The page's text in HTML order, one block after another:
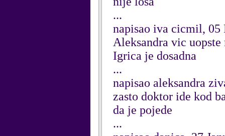
...
napisao iva cicmil, 05
Aleksandra vic uopste
Igrica je dosadna
...
napisao aleksandra
zasto doktor ide kod
da je pojede
...